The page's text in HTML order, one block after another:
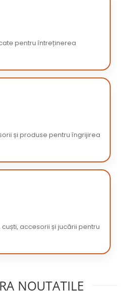
pentru întreținerea
și produse pentru îngrijirea
accesorii și jucării pentru
NOUTATILE